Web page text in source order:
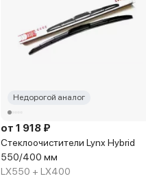
Недорогой аналог
от 1 918 ₽
Стеклоочистители Lynx Hybrid
550/400 мм
LX550 + LX400